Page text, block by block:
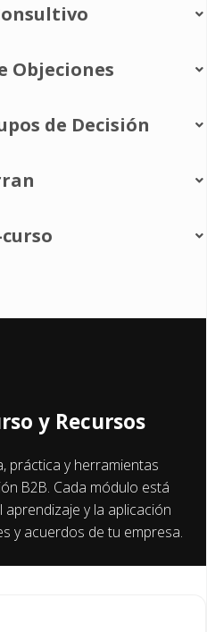
Objeciones
de Decisión
y Recursos
práctica y herramientas
B2B. Cada módulo está
y la aplicación
y acuerdos de tu empresa.